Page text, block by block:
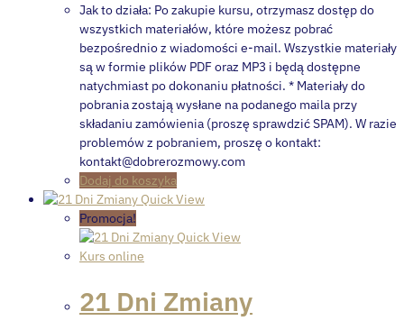
wynosiła:
499.00 zł.
wynosi:
399.00 zł.
Jak to działa: Po zakupie kursu, otrzymasz dostęp do
wszystkich materiałów, które możesz pobrać
bezpośrednio z wiadomości e-mail. Wszystkie materiały
są w formie plików PDF oraz MP3 i będą dostępne
natychmiast po dokonaniu płatności. * Materiały do
pobrania zostają wysłane na podanego maila przy
składaniu zamówienia (proszę sprawdzić SPAM). W razie
problemów z pobraniem, proszę o kontakt:
kontakt@dobrerozmowy.com
Dodaj do koszyka
Quick View
Promocja!
Quick View
Kurs online
21 Dni Zmiany